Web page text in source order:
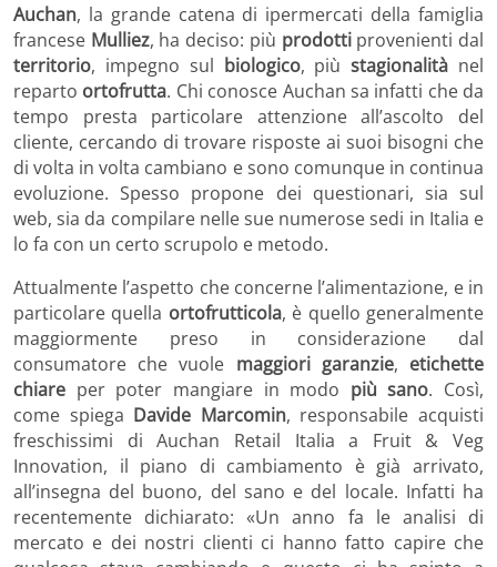
Auchan, la grande catena di ipermercati della famiglia
francese Mulliez, ha deciso: più prodottiprovenienti dal
territorio, impegno sul biologico, piùstagionalità nel
reparto ortofrutta. Chi conosce Auchan sa infatti che da
tempo presta particolare attenzione all’ascolto del
cliente, cercando di trovare risposte ai suoi bisogni che
di volta in volta cambiano e sono comunque in continua
evoluzione. Spesso propone dei questionari, sia sul
web, sia da compilare nelle sue numerose sedi in Italia e
lo fa con un certo scrupolo e metodo.
Attualmente l’aspetto che concerne l’alimentazione, e in
particolare quella ortofrutticola, è quello generalmente
maggiormente preso in considerazione dal
consumatore che vuole maggiori garanzie, etichette
chiare per poter mangiare in modo più sano. Così,
come spiega Davide Marcomin, responsabile acquisti
freschissimi di Auchan Retail Italia a Fruit & Veg
Innovation, il piano di cambiamento è già arrivato,
all’insegna del buono, del sano e del locale. Infatti ha
recentemente dichiarato: «Un anno fa le analisi di
mercato e dei nostri clienti ci hanno fatto capire che